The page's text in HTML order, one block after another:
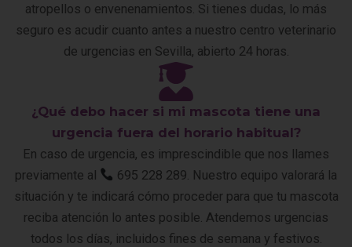
atropellos o envenenamientos. Si tienes dudas, lo más
seguro es acudir cuanto antes a nuestro centro veterinario
de urgencias en Sevilla, abierto 24 horas.
¿Qué debo hacer si mi mascota tiene una
urgencia fuera del horario habitual?
En caso de urgencia, es imprescindible que nos llames
previamente al
695 228 289. Nuestro equipo valorará la
situación y te indicará cómo proceder para que tu mascota
reciba atención lo antes posible. Atendemos urgencias
todos los días, incluidos fines de semana y festivos.